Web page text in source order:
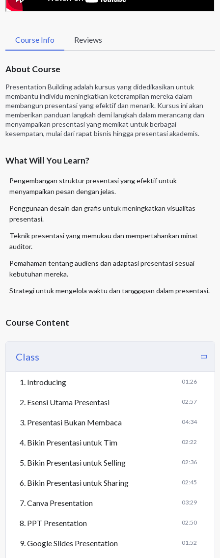
Course Info Reviews
About Course
Presentation Building adalah kursus yang didedikasikan untuk
membantu individu meningkatkan keterampilan mereka dalam
membangun presentasi yang efektif dan menarik. Kursus ini akan
memberikan panduan langkah demi langkah dalam merancang dan
menyampaikan presentasi yang memikat untuk berbagai
kesempatan, mulai dari rapat bisnis hingga presentasi akademis.
What Will You Learn?
Pengembangan struktur presentasi yang efektif untuk
menyampaikan pesan dengan jelas.
Penggunaan desain dan grafis untuk meningkatkan visualitas
presentasi.
Teknik presentasi yang memukau dan mempertahankan minat
auditor.
Pemahaman tentang audiens dan adaptasi presentasi sesuai
kebutuhan mereka.
Strategi untuk mengelola waktu dan tanggapan dalam presentasi.
Course Content
Class
1. Introducing 01:26
2. Esensi Utama Presentasi 02:57
3. Presentasi Bukan Membaca 04:34
4. Bikin Presentasi untuk Tim 02:22
5. Bikin Presentasi untuk Selling 02:36
6. Bikin Presentasi untuk Sharing 02:45
7. Canva Presentation 03:29
8. PPT Presentation 02:50
9. Google Slides Presentation 01:52